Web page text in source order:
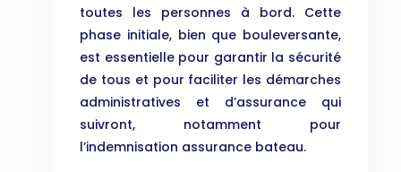
toutes les personnes à bord. Cette
phase initiale, bien que bouleversante,
est essentielle pour garantir la sécurité
de tous et pour faciliter les démarches
administratives et d’assurance qui
suivront, notamment pour
l’indemnisation assurance bateau.